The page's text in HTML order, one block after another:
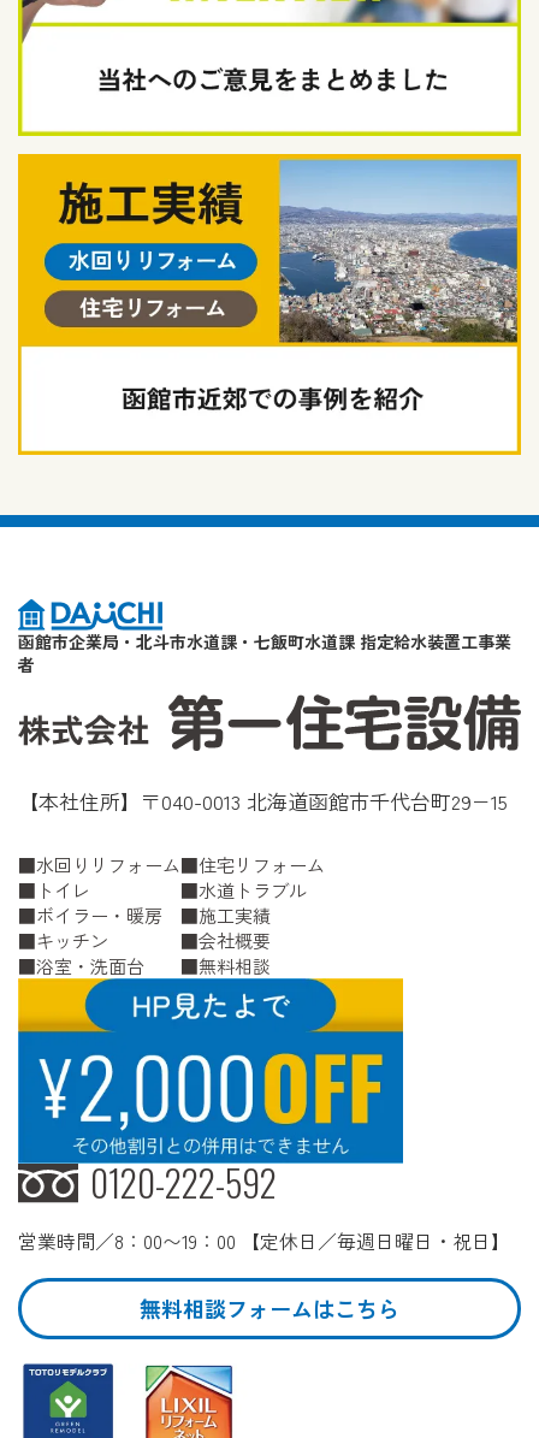
函館市企業局・北斗市水道課・七飯町水道課 指定給水装置工事業
者
【本社住所】〒040-0013 北海道函館市千代台町29−15
水回りリフォーム
トイレ
ボイラー・暖房
キッチン
浴室・洗面台
住宅リフォーム
水道トラブル
施工実績
会社概要
無料相談
0120-222-592
営業時間／8：00〜19：00 【定休日／毎週日曜日・祝日】
無料相談フォームはこちら